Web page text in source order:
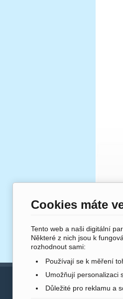
Cookies máte
Tento web a naši digitální
Některé z nich jsou k
rozhodnout sami:
Používají se k měření
Umožňují personalizaci
Důležité pro reklamu a